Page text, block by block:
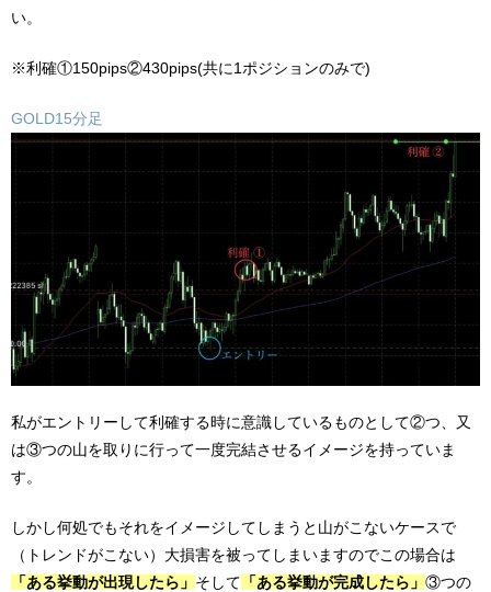
い。
※利確①150pips②430pips(共に1ポジションのみで)
GOLD15分足
私がエントリーして利確する時に意識しているものとして②つ、又
は③つの山を取りに行って一度完結させるイメージを持っていま
す。
しかし何処でもそれをイメージしてしまうと山がこないケースで
（トレンドがこない）大損害を被ってしまいますのでこの場合は
「ある挙動が出現したら」 そして 「ある挙動が完成したら」 ③つの